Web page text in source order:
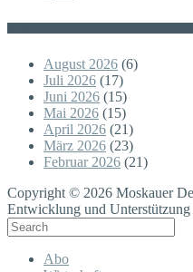
August 2026 (6)
Juli 2026 (17)
Juni 2026 (15)
Mai 2026 (15)
April 2026 (21)
März 2026 (23)
Februar 2026 (21)
Copyright © 2026 Moskauer
Entwicklung und Unterstützung
Abo